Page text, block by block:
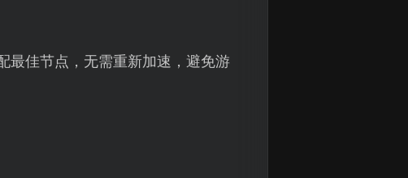
最佳节点，无需重新加速，避免游